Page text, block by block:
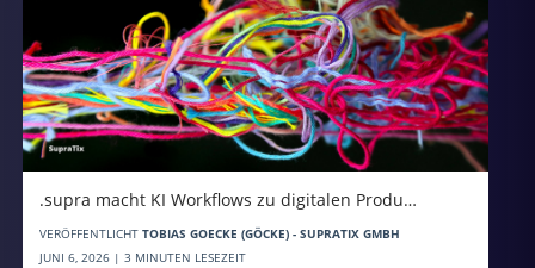
.supra macht KI Workflows zu digitalen Produ…
VERÖFFENTLICHT TOBIAS GOECKE (GÖCKE) - SUPRATIX GMBH
JUNI 6, 2026 | 3 MINUTEN LESEZEIT